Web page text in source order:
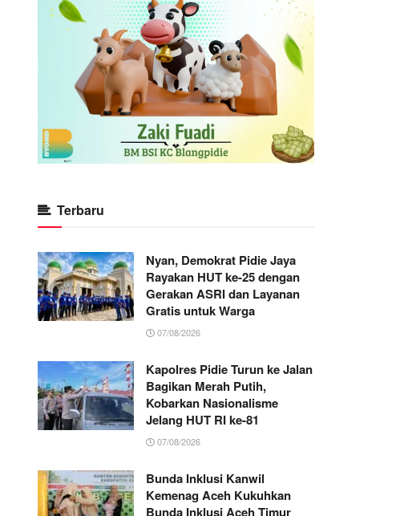
Terbaru
Nyan, Demokrat Pidie Jaya
Rayakan HUT ke-25 dengan
Gerakan ASRI dan Layanan
Gratis untuk Warga
07/08/2026
Kapolres Pidie Turun ke Jalan
Bagikan Merah Putih,
Kobarkan Nasionalisme
Jelang HUT RI ke-81
07/08/2026
Bunda Inklusi Kanwil
Kemenag Aceh Kukuhkan
Bunda Inklusi Aceh Timur